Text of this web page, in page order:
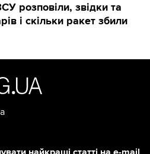
розповіли, звідки та
і скільки ракет збили